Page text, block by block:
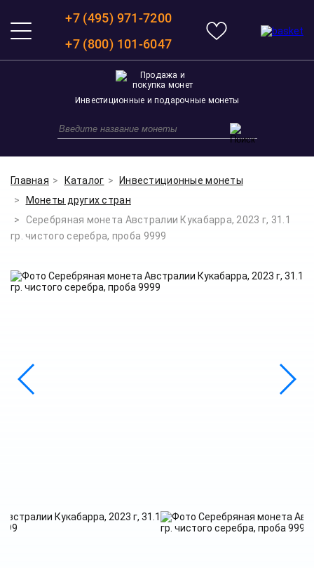
+7 (495) 971-7200
+7 (800) 101-6047
Инвестиционные и подарочные монеты
Главная Каталог
Инвестиционные монеты
Монеты других стран
Серебряная монета Австралии Кукабарра, 2023 г, 31.1
гр. чистого серебра, проба 9999